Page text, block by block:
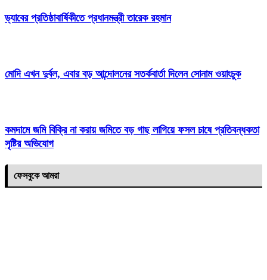
ড্যাবের প্রতিষ্ঠাবার্ষিকীতে প্রধানমন্ত্রী তারেক রহমান
মোদি এখন দুর্বল, এবার বড় আন্দোলনের সতর্কবার্তা দিলেন সোনাম ওয়াংচুক
কমদামে জমি বিক্রি না করায় জমিতে বড় গাছ লাগিয়ে ফসল চাষে প্রতিবন্ধকতা
সৃষ্টির অভিযোগ
ফেসবুকে আমরা